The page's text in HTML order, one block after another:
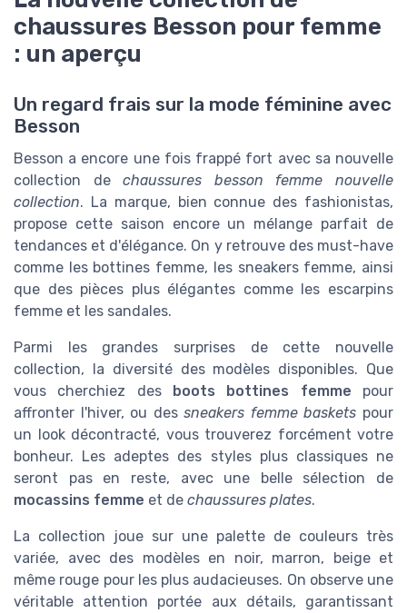
chaussures Besson pour femme
: un aperçu
Un regard frais sur la mode féminine avec
Besson
Besson a encore une fois frappé fort avec sa nouvelle
collection dechaussures besson femme nouvelle
collection. La marque, bien connue des fashionistas,
propose cette saison encore un mélange parfait de
tendances et d'élégance. On y retrouve des must-have
comme les bottines femme, les sneakers femme, ainsi
que des pièces plus élégantes comme les escarpins
femme et les sandales.
Parmi les grandes surprises de cette nouvelle
collection, la diversité des modèles disponibles. Que
vous cherchiez des boots bottines femme pour
affronter l'hiver, ou dessneakers femme baskets pour
un look décontracté, vous trouverez forcément votre
bonheur. Les adeptes des styles plus classiques ne
seront pas en reste, avec une belle sélection de
mocassins femme et de chaussures plates.
La collection joue sur une palette de couleurs très
variée, avec des modèles en noir, marron, beige et
même rouge pour les plus audacieuses. On observe une
véritable attention portée aux détails, garantissant